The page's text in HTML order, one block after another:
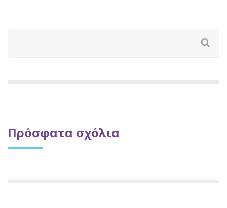
Πρόσφατα σχόλια